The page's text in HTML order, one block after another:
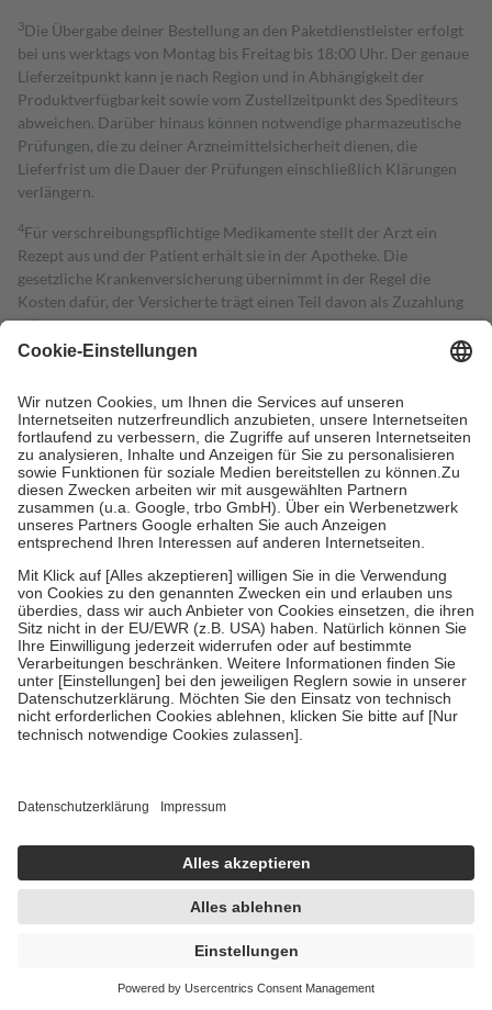
3Die Übergabe deiner Bestellung an den Paketdienstleister erfolgt
bei uns werktags von Montag bis Freitag bis 18:00 Uhr. Der genaue
Lieferzeitpunkt kann je nach Region und in Abhängigkeit der
Produktverfügbarkeit sowie vom Zustellzeitpunkt des Spediteurs
abweichen. Darüber hinaus können notwendige pharmazeutische
Prüfungen, die zu deiner Arzneimittelsicherheit dienen, die
Lieferfrist um die Dauer der Prüfungen einschließlich Klärungen
verlängern.
4Für verschreibungspflichtige Medikamente stellt der Arzt ein
Rezept aus und der Patient erhält sie in der Apotheke. Die
gesetzliche Krankenversicherung übernimmt in der Regel die
Kosten dafür, der Versicherte trägt einen Teil davon als Zuzahlung
mit.
Grundsätzlich leisten Mitglieder Zuzahlungen in Höhe von zehn
höchstens zehn Euro.
Es sind jedoch nie mehr als die tatsächlichen
Kosten der Leistung zu entrichten.
Diese Regeln gelten grundsätzlich auch für Online-Apotheken.
Bei Heilmitteln und häuslicher Krankenpflege beträgt die
Zuzahlung zehn Prozent der Kosten sowie zehn Euro je
Verordnung.
Um das Engagement der Versicherten für ihre eigene Gesundheit zu
stärken und die besondere Stellung der Familie zu unterstützen,
fallenkeine Zuzahlungenan bei:
• Kindern und Jugendlichen bis zum vollendeten 18. Lebensjahr
mit Ausnahme der Fahrkosten
• Untersuchungen zur Vorsorge und Früherkennung, die von der
GKV getragen werden
• empfohlenen Schutzimpfungen
• Harn- und Blutteststreifen
getroffen, um sicherzustellen, dass es sich um echte Bewertungen
https://help.etrusted.com/hc/de/articles/4419944605341
Einige Bilder und Inhalte wurden unter Zuhilfenahme künstlicher